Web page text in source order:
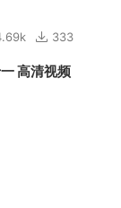
333
高清视频